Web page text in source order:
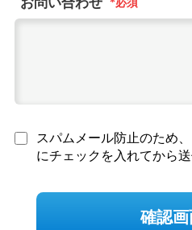
スパムメール防止のため
にチェックを入れてから送
確認